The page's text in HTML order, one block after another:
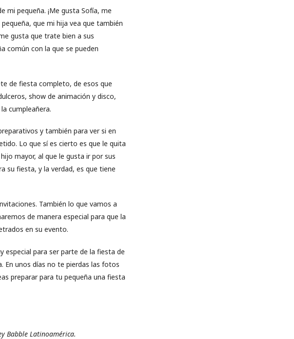
mi pequeña. ¡Me gusta Sofía, me
que mi hija vea que también
gusta que trate bien a sus
común con la que se pueden
de fiesta completo, de esos que
show de animación y disco,
cumpleañera.
y también para ver si en
Lo que sí es cierto es que le quita
mayor, al que le gusta ir por sus
su fiesta, y la verdad, es que tiene
También lo que vamos a
de manera especial para que la
en su evento.
especial para ser parte de la fiesta de
En unos días no te pierdas las fotos
preparar para tu pequeña una fiesta
Babble Latinoamérica.